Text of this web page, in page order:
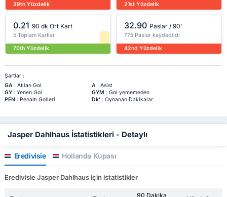
39th Yüzdelik
21st Yüzdelik
0.21 90 dk Ort Kart
5 Toplam Kartlar
70th Yüzdelik
32.90 Paslar / 90'
775 Paslar kaydedildi
42nd Yüzdelik
Şartlar :
GA: Atılan Gol A: Asist
GY: Yenen Gol GYM : Gol yememeden
PEN: Penaltı Golleri Dk': Oynanan Dakikalar
Jasper Dahlhaus İstatistikleri - Detaylı
Eredivisie Hollanda Kupası
Eredivisie Jasper Dahlhaus için istatistikler
90 Dakika